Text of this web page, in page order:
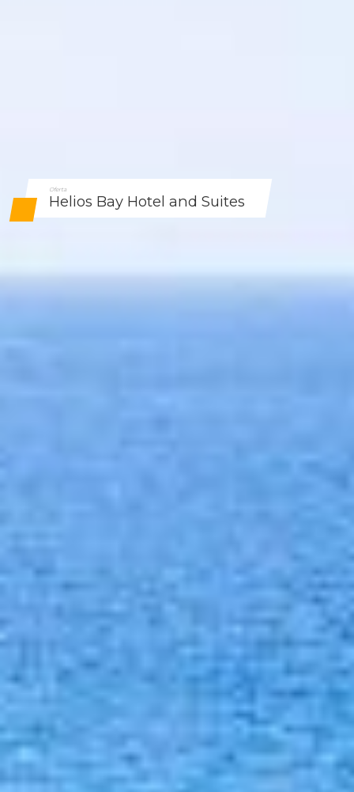
Oferta
Helios Bay Hotel and Suites